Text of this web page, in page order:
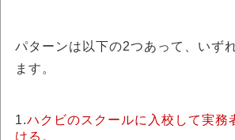
パターンは以下の2つあって、いず
ます。
1.ハクビのスクールに入校して実務
ける 。